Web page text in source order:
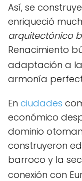
Así, se
enriqueció
arquitectónico
Renacimiento
adaptación a
armonía
En ciudades
económico
dominio
construyeron
barroco y la
conexión con